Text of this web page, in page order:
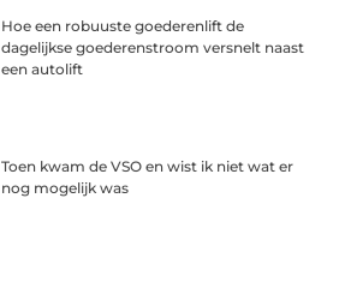
Hoe een robuuste goederenlift de
dagelijkse goederenstroom versnelt naast
een autolift
Toen kwam de VSO en wist ik niet wat er
nog mogelijk was